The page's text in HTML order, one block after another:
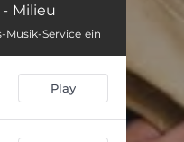
02:45
- Milieu
Musik-Service ein
Play